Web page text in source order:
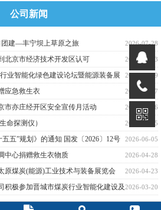
公司新闻
2026-07-28
团建—丰宁坝上草原之旅
2026-07-13
京市经济技术开发区认可
2026-06-29
业智能化绿色建设论坛暨能源装备展
2026-06-17
应急救生衣
2026-06-16
市亦庄经开区安全宣传月活动
2026-06-15
命探测仪）
2026-06-05
五”规划》的通知 国发〔2026〕12号
2026-04-28
中心捐赠救生衣物质
2026-04-23
原煤炭(能源)工业技术与装备展览会
2026-03-20
积极参加晋城市煤炭行业智能化建设及